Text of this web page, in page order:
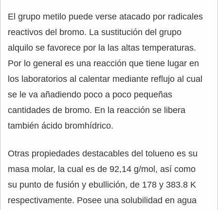
El grupo metilo puede verse atacado por radicales
reactivos del bromo. La sustitución del grupo
alquilo se favorece por la las altas temperaturas.
Por lo general es una reacción que tiene lugar en
los laboratorios al calentar mediante reflujo al cual
se le va añadiendo poco a poco pequeñas
cantidades de bromo. En la reacción se libera
también ácido bromhídrico.
Otras propiedades destacables del tolueno es su
masa molar, la cual es de 92,14 g/mol, así como
su punto de fusión y ebullición, de 178 y 383.8 K
respectivamente. Posee una solubilidad en agua